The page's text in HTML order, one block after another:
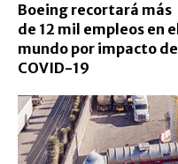
Boeing recortará más
de 12 mil empleos en el
mundo por impacto del
COVID-19